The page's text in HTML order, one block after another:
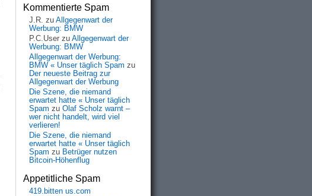
Kommentierte Spam
J.R. zu Allgegenwart der
Werbung: BMW
P.C.User zu Allgegenwart der
Werbung: BMW
Allgegenwart der Werbung:
BMW « Unser täglich Spam zu
Der neueste Beitrag zur
Allgegenwart der Werbung
Die Szene, die niemand
erwartet hatte « Unser täglich
Spam zu Olaf Scholz warnt –
wer nicht handelt, wird viel
verlieren!
Die Szene, die niemand
erwartet hatte « Unser täglich
Spam zu Betrüger nutzen
Bitcoin-Höhenflug
Appetitliche Spam
419.bitten us.com